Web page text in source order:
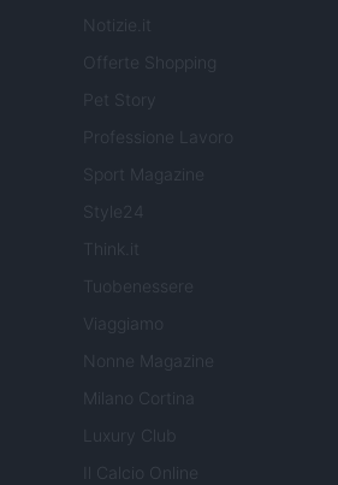
Notizie.it
Offerte Shopping
Professione Lavoro
Sport Magazine
Style24
Think.it
Tuobenessere
Viaggiamo
Nonne Magazine
Milano Cortina
Luxury Club
Il Calcio Online